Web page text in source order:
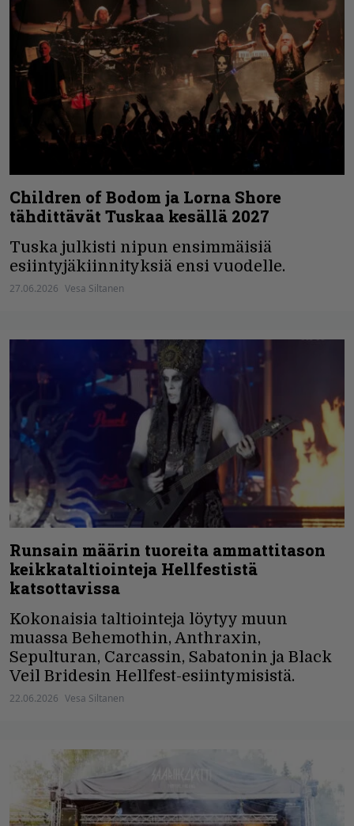
Children of Bodom ja Lorna Shore
tähdittävät Tuskaa kesällä 2027
Tuska julkisti nipun ensimmäisiä
esiintyjäkiinnityksiä ensi vuodelle.
27.06.2026 Vesa Siltanen
Runsain määrin tuoreita ammattitason
keikkataltiointeja Hellfestistä
katsottavissa
Kokonaisia taltiointeja löytyy muun
muassa Behemothin, Anthraxin,
Sepulturan, Carcassin, Sabatonin ja Black
Veil Bridesin Hellfest-esiintymisistä.
22.06.2026 Vesa Siltanen